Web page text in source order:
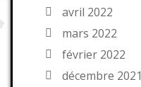
avril 2022
mars 2022
février 2022
décembre 2021